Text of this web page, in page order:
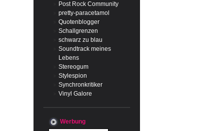
Post Rock Community
pretty-paracetamol
Quotenblogger
Schallgrenzen
schwarz zu blau
Soundtrack meines
Lebens
Stereogum
Stylespion
Synchronkritiker
Vinyl Galore
Werbung